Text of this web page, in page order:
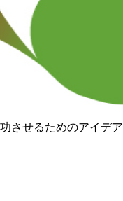
させるためのアイデア